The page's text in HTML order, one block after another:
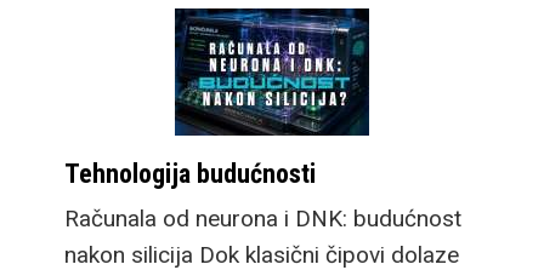
Tehnologija budućnosti
Računala od neurona i DNK: budućnost
nakon silicija Dok klasični čipovi dolaze